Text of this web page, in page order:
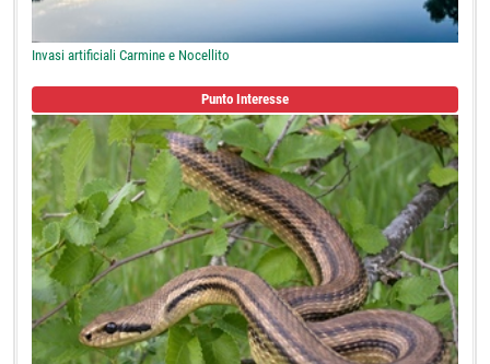
Invasi artificiali Carmine e Nocellito
Punto Interesse